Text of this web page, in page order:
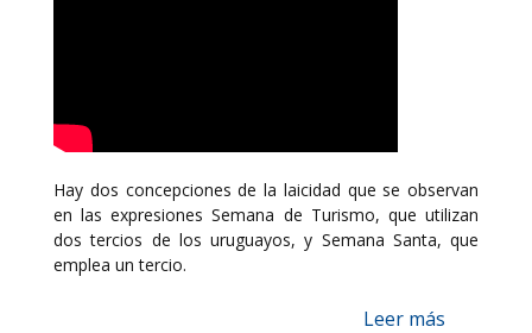
Hay dos concepciones de la laicidad que se observan
en las expresiones Semana de Turismo, que utilizan
dos tercios de los uruguayos, y Semana Santa, que
emplea un tercio.
Leer más